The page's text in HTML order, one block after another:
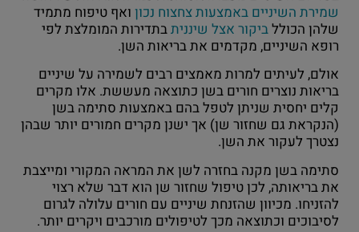
שמירת השיניים באמצעות צחצוח נכון ואף טיפוח מתמיד
שלהן הכוללביקור אצל שינניתבתדירות המומלצת לפי
רופא השיניים, מקדמים את בריאות השן.
אולם, לעיתים למרות מאמצים רבים לשמירה על שיניים
בריאות נוצרים חורים בשן כתוצאה מעששת. אלו מקרים
קלים יחסית שניתן לטפל בהם באמצעות סתימה בשן
(הנקראת גם שחזור שן) אך ישנן מקרים חמורים יותר שבהן
נצטרך לעקור את השן.
סתימה בשן מקנה בחזרה לשן את המראה המקורי ומייצבת
את בריאותה, לכן טיפול שחזור שן הוא דבר שלא רצוי
להזניחו. מכיוון שהזנחת שיניים עם חורים עלולה לגרום
לסיבוכים וכתוצאה מכך לטיפולים מורכבים ויקרים יותר.